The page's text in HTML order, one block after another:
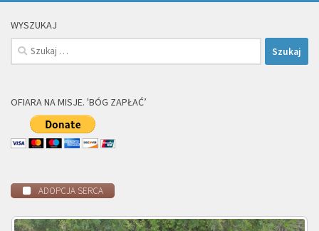
WYSZUKAJ
Szukaj:
OFIARA NA MISJE. 'BÓG ZAPŁAĆ’
ADOPCJA SERCA